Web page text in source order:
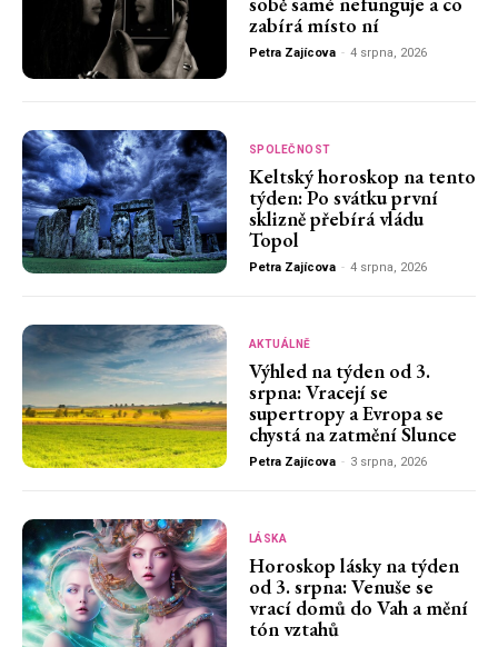
zabírá místo ní
Petra Zajícova - 4 srpna, 2026
SPOLEČNOST
Keltský horoskop na tento
týden: Po svátku první
sklizně přebírá vládu
Topol
Petra Zajícova - 4 srpna, 2026
AKTUÁLNĚ
Výhled na týden od 3.
srpna: Vracejí se
supertropy a Evropa se
chystá na zatmění Slunce
Petra Zajícova - 3 srpna, 2026
LÁSKA
Horoskop lásky na týden
od 3. srpna: Venuše se
vrací domů do Vah a mění
tón vztahů